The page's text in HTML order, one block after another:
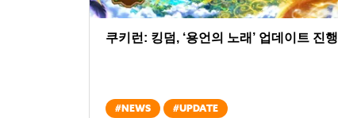
쿠키런: 킹덤, ‘용언의 노래’ 업데이트 진행
#NEWS #UPDATE